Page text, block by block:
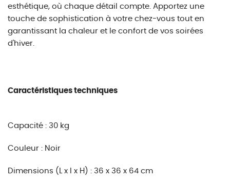
esthétique, où chaque détail compte. Apportez une
touche de sophistication à votre chez-vous tout en
garantissant la chaleur et le confort de vos soirées
d'hiver.
Caractéristiques techniques
Capacité : 30 kg
Couleur : Noir
Dimensions (L x l x H) : 36 x 36 x 64 cm